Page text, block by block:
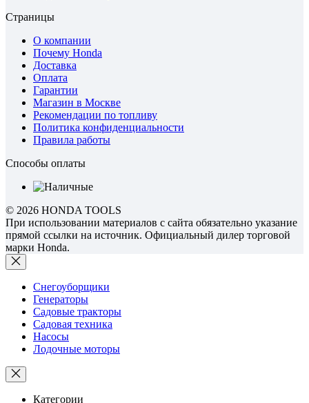
Страницы
О компании
Почему Honda
Доставка
Оплата
Гарантии
Магазин в Москве
Рекомендации по топливу
Политика конфиденциальности
Правила работы
Способы оплаты
© 2026 HONDA TOOLS
При использовании материалов с сайта обязательно указание
прямой ссылки на источник. Официальный дилер торговой
марки Honda.
Снегоуборщики
Генераторы
Садовые тракторы
Садовая техника
Насосы
Лодочные моторы
Категории